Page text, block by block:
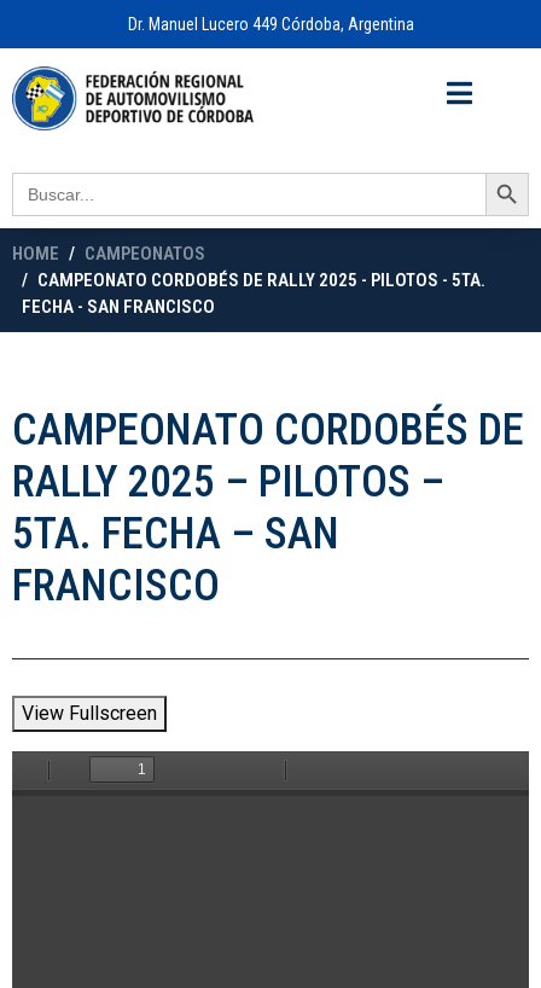
Dr. Manuel Lucero 449 Córdoba, Argentina
Search
for:
Search Button
HOME
CAMPEONATOS
CAMPEONATO CORDOBÉS DE RALLY 2025 - PILOTOS - 5TA.
FECHA - SAN FRANCISCO
CAMPEONATO CORDOBÉS DE
RALLY 2025 – PILOTOS –
5TA. FECHA – SAN
FRANCISCO
View Fullscreen